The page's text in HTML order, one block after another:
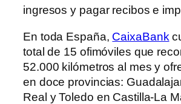
ingresos y pagar recibos e
En toda España, CaixaBank
total de 15 ofimóviles que
52.000 kilómetros al mes y
en doce provincias:
Real y Toledo en Castilla-La